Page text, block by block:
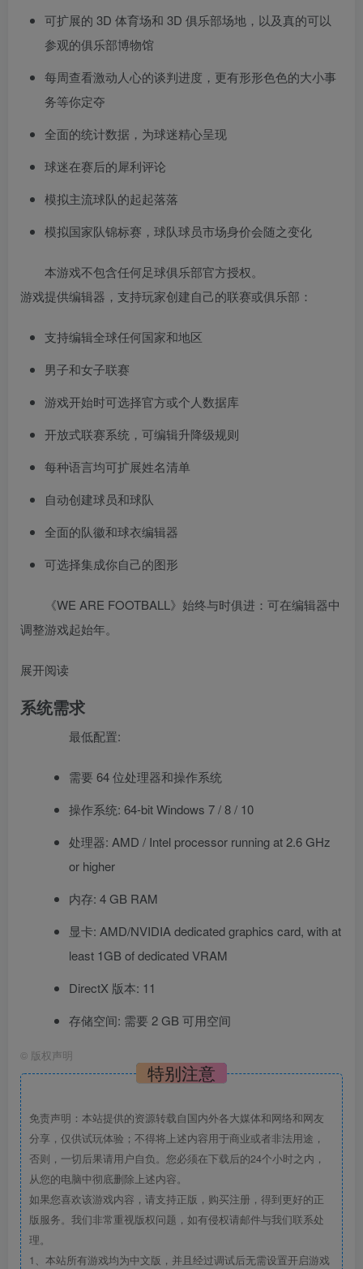
可扩展的 3D 体育场和 3D 俱乐部场地，以及真的可以
参观的俱乐部博物馆
每周查看激动人心的谈判进度，更有形形色色的大小事
务等你定夺
全面的统计数据，为球迷精心呈现
球迷在赛后的犀利评论
模拟主流球队的起起落落
模拟国家队锦标赛，球队球员市场身价会随之变化
本游戏不包含任何足球俱乐部官方授权。
游戏提供编辑器，支持玩家创建自己的联赛或俱乐部：
支持编辑全球任何国家和地区
男子和女子联赛
游戏开始时可选择官方或个人数据库
开放式联赛系统，可编辑升降级规则
每种语言均可扩展姓名清单
自动创建球员和球队
全面的队徽和球衣编辑器
可选择集成你自己的图形
《WE ARE FOOTBALL》始终与时俱进：可在编辑器中
调整游戏起始年。
展开阅读
系统需求
最低配置:
需要 64 位处理器和操作系统
操作系统: 64-bit Windows 7 / 8 / 10
处理器: AMD / Intel processor running at 2.6 GHz
or higher
内存: 4 GB RAM
显卡: AMD/NVIDIA dedicated graphics card, with at
least 1GB of dedicated VRAM
DirectX 版本: 11
存储空间: 需要 2 GB 可用空间
© 版权声明
特别注意
免责声明：本站提供的资源转载自国内外各大媒体和网络和网友
分享，仅供试玩体验；不得将上述内容用于商业或者非法用途，
否则，一切后果请用户自负。您必须在下载后的24个小时之内，
从您的电脑中彻底删除上述内容。
如果您喜欢该游戏内容，请支持正版，购买注册，得到更好的正
版服务。我们非常重视版权问题，如有侵权请邮件与我们联系处
理。
1、本站所有游戏均为中文版，并且经过调试后无需设置开启游戏